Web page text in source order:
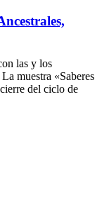
las y los
muestra «Saberes
del ciclo de